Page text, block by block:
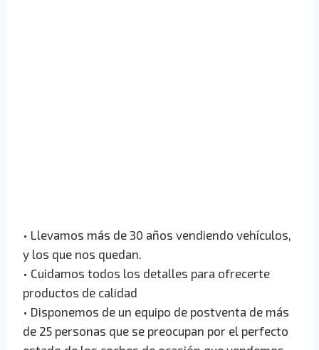
• Llevamos más de 30 años vendiendo vehículos,
y los que nos quedan.
• Cuidamos todos los detalles para ofrecerte
productos de calidad
• Disponemos de un equipo de postventa de más
de 25 personas que se preocupan por el perfecto